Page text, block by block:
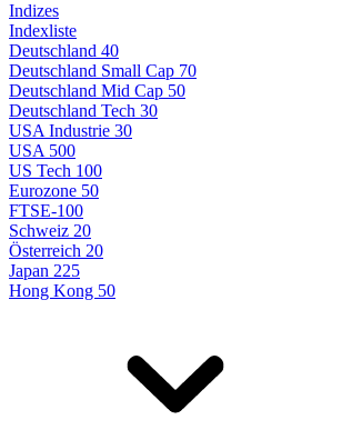
Indizes
Indexliste
Deutschland 40
Deutschland Small Cap 70
Deutschland Mid Cap 50
Deutschland Tech 30
USA Industrie 30
USA 500
US Tech 100
Eurozone 50
FTSE-100
Schweiz 20
Österreich 20
Japan 225
Hong Kong 50